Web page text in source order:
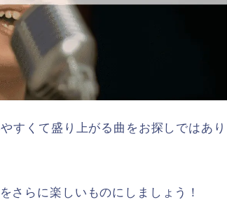
すくて盛り上がる曲をお探しではあり
さらに楽しいものにしましょう！